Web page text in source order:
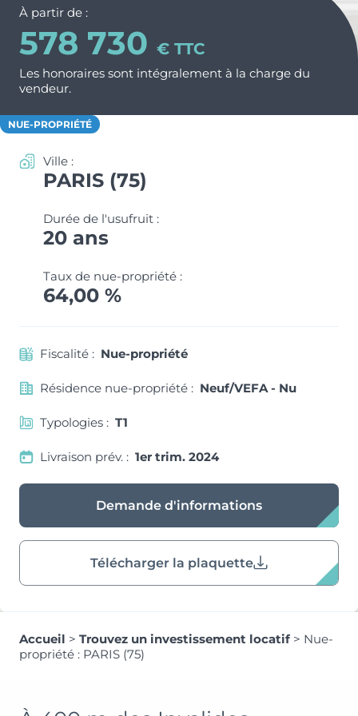
Monuments Historiques
Déficit Foncier
Denormandie
LLI
Nos métiers et nos valeurs
Chiffres clés de l’entreprise
Politique RH
CONTACT
À partir de :
578 730 € TTC
Les honoraires sont intégralement à la charge du
vendeur.
NUE-PROPRIÉTÉ
Ville :
PARIS (75)
Durée de l'usufruit :
20 ans
Taux de nue-propriété :
64,00 %
Fiscalité : Nue-propriété
Résidence nue-propriété : Neuf/VEFA - Nu
Typologies : T1
Livraison prév. : 1er trim. 2024
Demande d'informations
Télécharger la plaquette
Accueil > Trouvez un investissement locatif > Nue-
propriété : PARIS (75)